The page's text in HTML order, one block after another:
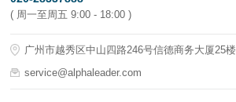
( 周一至周五 9:00 - 18:00 )
广州市越秀区中山四路246号信德商务大厦25楼
service@alphaleader.com